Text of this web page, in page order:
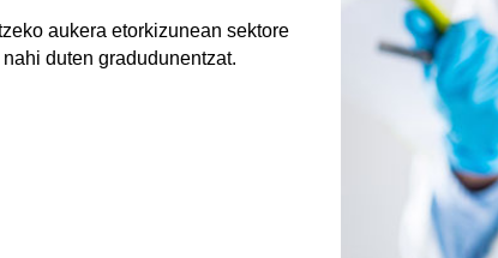
aukera etorkizunean sektore
duten gradudunentzat.